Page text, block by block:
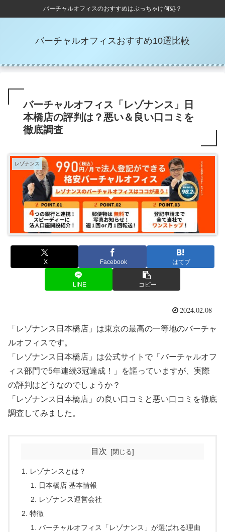
バーチャルオフィスのおすすめはぶっちゃけ何処？
バーチャルオフィスおすすめ10選比較
バーチャルオフィス「レゾナンス」日
本橋店の評判は？悪い＆良い口コミを
徹底調査
レゾナンス
X Facebook はてブ
LINE コピー
2024.02.08
「レゾナンス日本橋店」は東京の最高の一等地のバーチャ
ルオフィスです。
「レゾナンス日本橋店」は公式サイトで「バーチャルオフ
ィス部門で5年連続3冠達成！」を謳っていますが、実際
の評判はどうなのでしょうか？
「レゾナンス日本橋店」の良い口コミと悪い口コミを徹底
調査してみました。
目次
レゾナンスとは？
日本橋店 基本情報
レゾナンス運営会社
特徴
バーチャルオフィス「レゾナンス」が選ばれる理由